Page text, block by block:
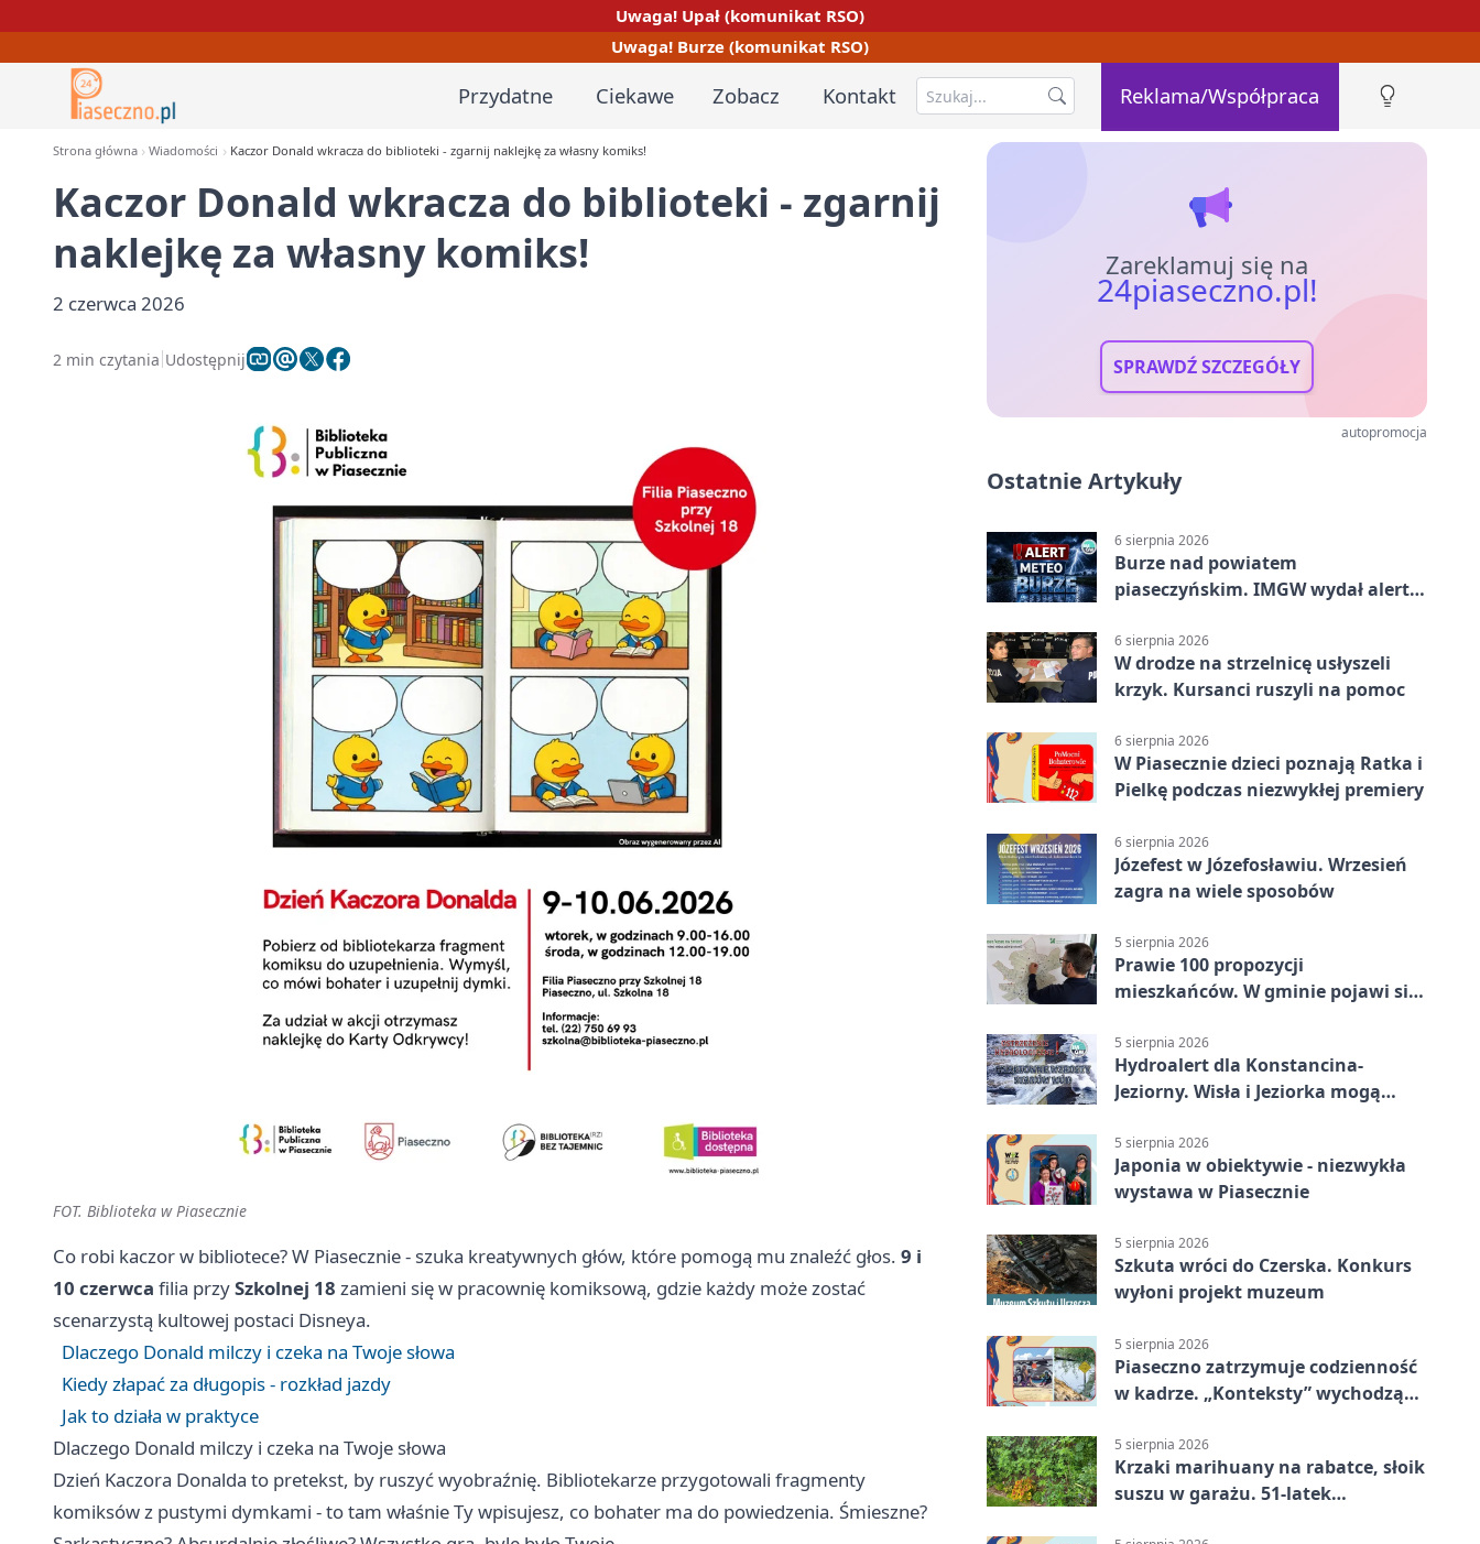
Uwaga! Upał (komunikat RSO)
Uwaga! Burze (komunikat RSO)
Przydatne Ciekawe Zobacz Kontakt Reklama/Współpraca
Strona główna Wiadomości Kaczor Donald wkracza do biblioteki - zgarnij naklejkę za własny komiks!
Kaczor Donald wkracza do biblioteki - zgarnij
naklejkę za własny komiks!
2 czerwca 2026
2 min czytania Udostępnij
FOT. Biblioteka w Piasecznie
Co robi kaczor w bibliotece? W Piasecznie - szuka kreatywnych głów, które pomogą mu znaleźć głos. 9 i
10 czerwca filia przySzkolnej 18 zamieni się w pracownię komiksową, gdzie każdy może zostać
scenarzystą kultowej postaci Disneya.
Dlaczego Donald milczy i czeka na Twoje słowa
Kiedy złapać za długopis - rozkład jazdy
Jak to działa w praktyce
Dlaczego Donald milczy i czeka na Twoje słowa
Dzień Kaczora Donalda to pretekst, by ruszyć wyobraźnię. Bibliotekarze przygotowali fragmenty
komiksów z pustymi dymkami - to tam właśnie Ty wpisujesz, co bohater ma do powiedzenia. Śmieszne?
Zareklamuj się na
24piaseczno.pl!
SPRAWDŹ SZCZEGÓŁY
autopromocja
Ostatnie Artykuły
6 sierpnia 2026
Burze nad powiatem
piaseczyńskim. IMGW wydał alert
6 sierpnia 2026
W drodze na strzelnicę usłyszeli
krzyk. Kursanci ruszyli na pomoc
6 sierpnia 2026
W Piasecznie dzieci poznają Ratka i
Pielkę podczas niezwykłej premiery
6 sierpnia 2026
Józefest w Józefosławiu. Wrzesień
zagra na wiele sposobów
5 sierpnia 2026
Prawie 100 propozycji
mieszkańców. W gminie pojawi się
5 sierpnia 2026
Hydroalert dla Konstancina-
Jeziorny. Wisła i Jeziorka mogą
5 sierpnia 2026
Japonia w obiektywie - niezwykła
wystawa w Piasecznie
5 sierpnia 2026
Szkuta wróci do Czerska. Konkurs
wyłoni projekt muzeum
5 sierpnia 2026
Piaseczno zatrzymuje codzienność
w kadrze. „Konteksty” wychodzą
5 sierpnia 2026
Krzaki marihuany na rabatce, słoik
suszu w garażu. 51-latek